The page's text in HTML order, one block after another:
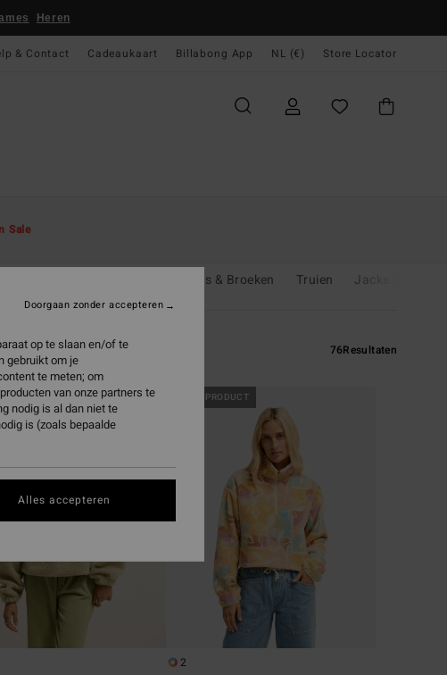
Heren
& Contact Cadeaukaart Billabong App NL (€) Store Locator
Sale
Jeans & Broeken Truien Jacks & Jassen
76Resultaten
NIEUW PRODUCT
2
op te slaan en/of te
gebruikt om je
te meten; om
van onze partners te
nodig is al dan niet te
is (zoals bepaalde
Doorgaan zonder accepteren
Alles accepteren